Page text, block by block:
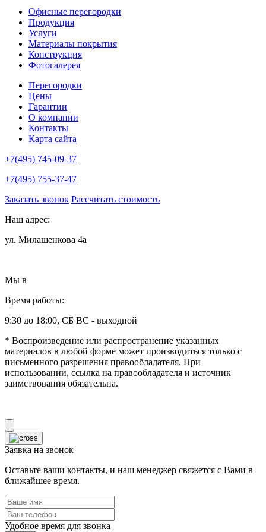
Офисные перегородки
Продукция
Услуги
Материалы покрытия
Конструкция
Фотогалерея
Перегородки
Цены
Гарантии
О компании
Контакты
Карта сайта
+7(495) 745-09-37
+7(495) 755-37-47
Заказать звонок Рассчитать стоимость
Наш адрес:
ул. Милашенкова 4а
Мы в
Время работы:
9:30 до 18:00, СБ ВС - выходной
* Воспроизведение или распространение указанных
материалов в любой форме может производиться только с
письменного разрешения правообладателя. При
использовании, ссылка на правообладателя и источник
заимствования обязательна.
Заявка на звонок
Оставьте ваши контакты, и наш менеджер свяжется с Вами в
ближайшее время.
Удобное время для звонка